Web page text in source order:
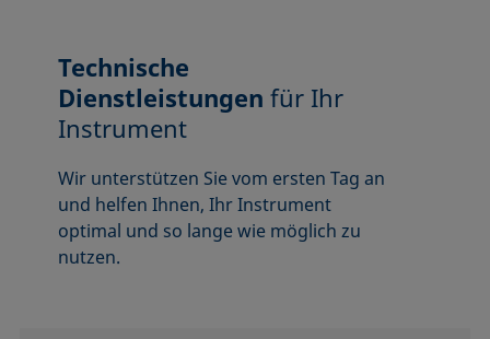
Technische
Dienstleistungen für Ihr
Instrument
Wir unterstützen Sie vom ersten Tag an
und helfen Ihnen, Ihr Instrument
optimal und so lange wie möglich zu
nutzen.